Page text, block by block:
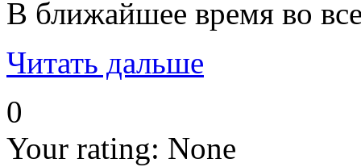
В ближайшее время во
Читать дальше
0
Your rating: None